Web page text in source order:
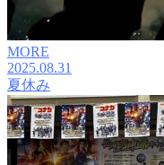
MORE
2025.08.31
夏休み